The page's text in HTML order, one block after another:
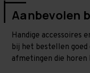
Aanbevolen
Handige accessoires
bij het bestellen
afmetingen die horen